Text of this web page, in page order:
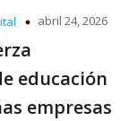
abril 24, 2026
educación
empresas